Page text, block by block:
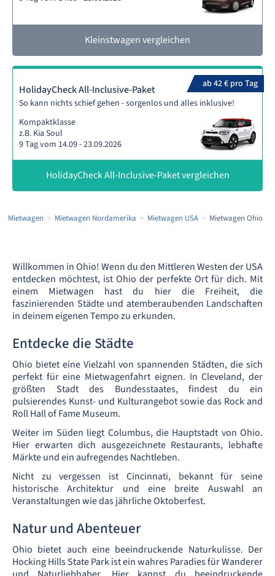
Kleinstwagen vergleichen
ab 42 € pro Tag
HolidayCheck All-Inclusive-Paket
So kann nichts schief gehen - sorgenlos und alles inklusive!
Kompaktklasse
z.B. Kia Soul
9 Tag vom 14.09 - 23.09.2026
HolidayCheck All-Inclusive-Paket vergleichen
Mietwagen Mietwagen Nordamerika Mietwagen USA Mietwagen Ohio
Willkommen in Ohio! Wenn du den Mittleren Westen der USA
entdecken möchtest, ist Ohio der perfekte Ort für dich. Mit
einem Mietwagen hast du hier die Freiheit, die
faszinierenden Städte und atemberaubenden Landschaften
in deinem eigenen Tempo zu erkunden.
Entdecke die Städte
Ohio bietet eine Vielzahl von spannenden Städten, die sich
perfekt für eine Mietwagenfahrt eignen. In Cleveland, der
größten Stadt des Bundesstaates, findest du ein
pulsierendes Kunst- und Kulturangebot sowie das Rock and
Roll Hall of Fame Museum.
Weiter im Süden liegt Columbus, die Hauptstadt von Ohio.
Hier erwarten dich ausgezeichnete Restaurants, lebhafte
Märkte und ein aufregendes Nachtleben.
Nicht zu vergessen ist Cincinnati, bekannt für seine
historische Architektur und eine breite Auswahl an
Veranstaltungen wie das jährliche Oktoberfest.
Natur und Abenteuer
Ohio bietet auch eine beeindruckende Naturkulisse. Der
Hocking Hills State Park ist ein wahres Paradies für Wanderer